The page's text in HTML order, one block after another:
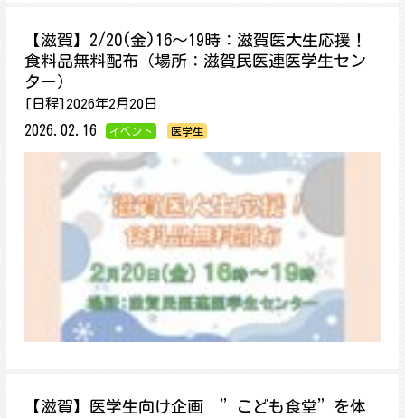
【滋賀】2/20(金)16～19時：滋賀医大生応援！
食料品無料配布（場所：滋賀民医連医学生セン
ター）
[日程]2026年2月20日
2026.02.16
イベント 医学生
【滋賀】医学生向け企画 ”こども食堂”を体